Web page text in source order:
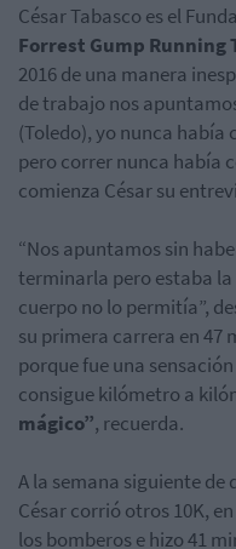
César Tabasco es el
Forrest Gump Running
2016 de una manera
de trabajo nos
(Toledo), yo nunca
pero correr nunca había
comienza César su
“Nos apuntamos sin
terminarla pero estaba
cuerpo no lo permitía”,
su primera carrera en 47
porque fue una
consigue kilómetro a
mágico”, recuerda.
A la semana siguiente
César corrió otros 10K,
los bomberos e hizo 41